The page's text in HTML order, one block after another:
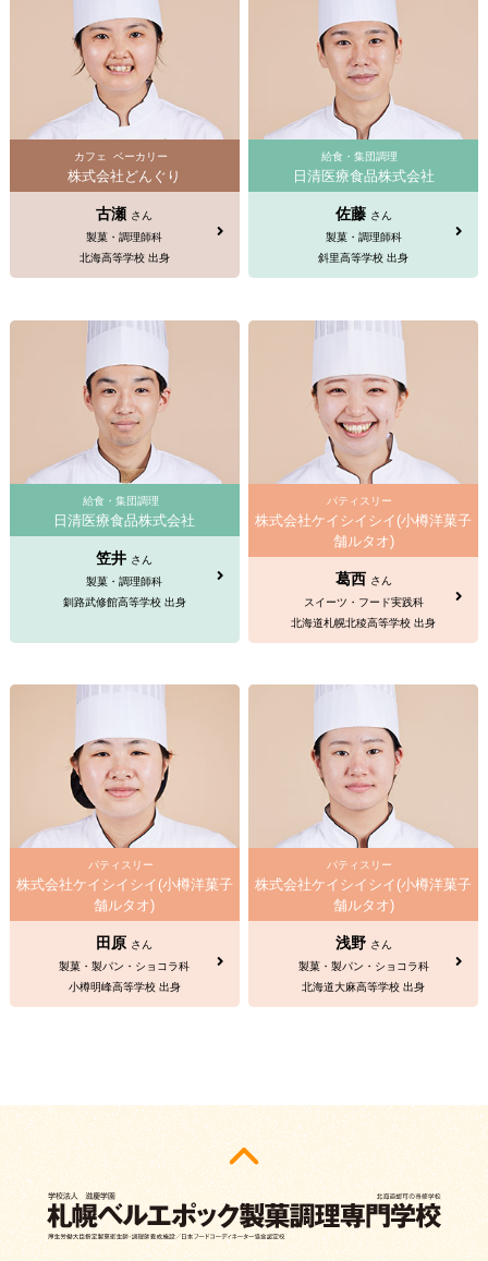
カフェ ベーカリー
株式会社どんぐり
古瀬 さん
製菓・調理師科
北海高等学校 出身
給食・集団調理
日清医療食品株式会社
佐藤 さん
製菓・調理師科
斜里高等学校 出身
給食・集団調理
日清医療食品株式会社
笠井 さん
製菓・調理師科
釧路武修館高等学校 出身
パティスリー
株式会社ケイシイシイ(小樽洋菓子
舗ルタオ)
葛西 さん
スイーツ・フード実践科
北海道札幌北稜高等学校 出身
パティスリー
株式会社ケイシイシイ(小樽洋菓子
舗ルタオ)
田原 さん
製菓・製パン・ショコラ科
小樽明峰高等学校 出身
パティスリー
株式会社ケイシイシイ(小樽洋菓子
舗ルタオ)
浅野 さん
製菓・製パン・ショコラ科
北海道大麻高等学校 出身